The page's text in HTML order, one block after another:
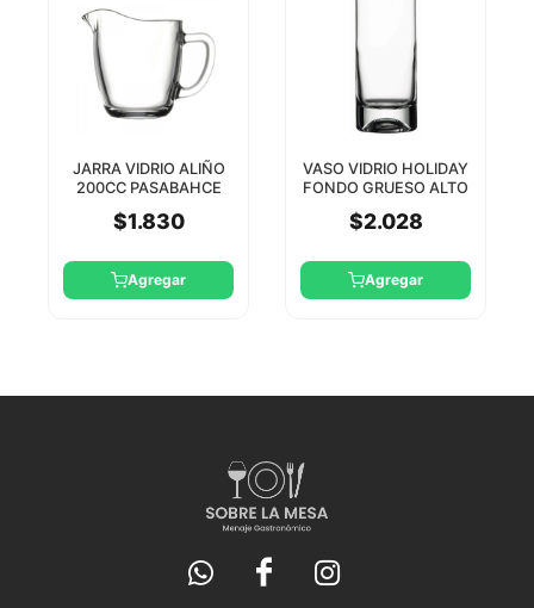
JARRA VIDRIO ALIÑO
200CC PASABAHCE
$1.830
Agregar
VASO VIDRIO HOLIDAY
FONDO GRUESO ALTO
$2.028
Agregar